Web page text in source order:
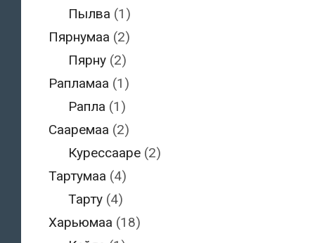
Пылва (1)
Пярнумаа (2)
Пярну (2)
Рапламаа (1)
Рапла (1)
Сааремаа (2)
Курессааре (2)
Тартумаа (4)
Тарту (4)
Харьюмаа (18)